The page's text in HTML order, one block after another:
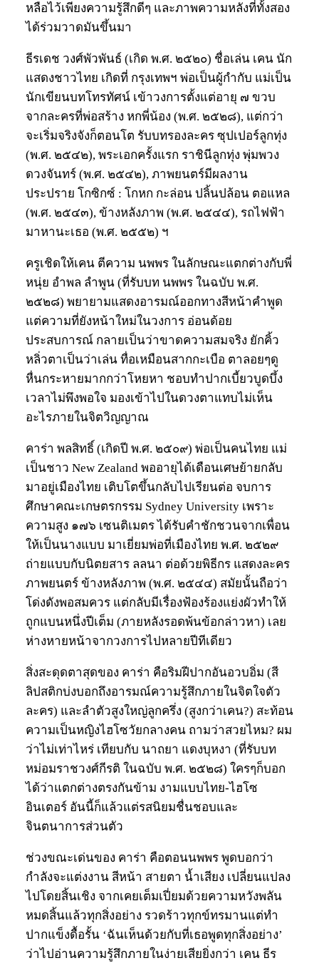
หลือไว้เพียงความรู้สึกดีๆ และภาพความหลังที่ทั้งสอง
ได้ร่วมวาดมันขึ้นมา
ธีรเดช วงศ์พัวพันธ์ (เกิด พ.ศ. ๒๕๒๐) ชื่อเล่น เคน นัก
แสดงชาวไทย เกิดที่ กรุงเทพฯ พ่อเป็นผู้กำกับ แม่เป็น
นักเขียนบทโทรทัศน์ เข้าวงการตั้งแต่อายุ ๗ ขวบ
จากละครที่พ่อสร้าง หกพี่น้อง (พ.ศ. ๒๕๒๘), แต่กว่า
จะเริ่มจริงจังก็ตอนโต รับบทรองละคร ซุปเปอร์ลูกทุ่ง
(พ.ศ. ๒๕๔๒), พระเอกครั้งแรก ราชินีลูกทุ่ง พุ่มพวง
ดวงจันทร์ (พ.ศ. ๒๕๔๒), ภาพยนตร์มีผลงาน
ประปราย โกซิกซ์ : โกหก กะล่อน ปลิ้นปล้อน ตอแหล
(พ.ศ. ๒๕๔๓), ข้างหลังภาพ (พ.ศ. ๒๕๔๔), รถไฟฟ้า
มาหานะเธอ (พ.ศ. ๒๕๕๒) ฯ
ครูเชิดให้เคน ตีความ นพพร ในลักษณะแตกต่างกับพี่
หนุ่ย อำพล ลำพูน (ที่รับบท นพพร ในฉบับ พ.ศ.
๒๕๒๘) พยายามแสดงอารมณ์ออกทางสีหน้าคำพูด
แต่ความที่ยังหน้าใหม่ในวงการ อ่อนด้อย
ประสบการณ์ กลายเป็นว่าขาดความสมจริง ยักคิ้ว
หลิ่วตาเป็นว่าเล่น ทื่อเหมือนสากกะเบือ ตาลอยๆดู
หื่นกระหายมากกว่าโหยหา ชอบทำปากเบี้ยวบูดบึ้ง
เวลาไม่พึงพอใจ มองเข้าไปในดวงตาแทบไม่เห็น
อะไรภายในจิตวิญญาณ
คาร่า พลสิทธิ์ (เกิดปี พ.ศ. ๒๕๐๙) พ่อเป็นคนไทย แม่
เป็นชาว New Zealand พออายุได้เดือนเศษย้ายกลับ
มาอยู่เมืองไทย เติบโตขึ้นกลับไปเรียนต่อ จบการ
ศึกษาคณะเกษตรกรรม Sydney University เพราะ
ความสูง ๑๗๖ เซนติเมตร ได้รับคำชักชวนจากเพื่อน
ให้เป็นนางแบบ มาเยี่ยมพ่อที่เมืองไทย พ.ศ. ๒๕๒๙
ถ่ายแบบกับนิตยสาร ลลนา ต่อด้วยพิธีกร แสดงละคร
ภาพยนตร์ ข้างหลังภาพ (พ.ศ. ๒๕๔๔) สมัยนั้นถือว่า
โด่งดังพอสมควร แต่กลับมีเรื่องฟ้องร้องแย่งผัวทำให้
ถูกแบนหนึ่งปีเต็ม (ภายหลังรอดพ้นข้อกล่าวหา) เลย
ห่างหายหน้าจากวงการไปหลายปีทีเดียว
สิ่งสะดุดตาสุดของ คาร่า คือริมฝีปากอันอวบอิ่ม (สี
ลิปสติกบ่งบอกถึงอารมณ์ความรู้สึกภายในจิตใจตัว
ละคร) และลำตัวสูงใหญ่ลูกครึ่ง (สูงกว่าเคน?) สะท้อน
ความเป็นหญิงไฮโซวัยกลางคน ถามว่าสวยไหม? ผม
ว่าไม่เท่าไหร่ เทียบกับ นาถยา แดงบุหงา (ที่รับบท
หม่อมราชวงศ์กีรติ ในฉบับ พ.ศ. ๒๕๒๘) ใครๆก็บอก
ได้ว่าแตกต่างตรงกันข้าม งามแบบไทย-ไฮโซ
อินเตอร์ อันนี้ก็แล้วแต่รสนิยมชื่นชอบและ
จินตนาการส่วนตัว
ช่วงขณะเด่นของ คาร่า คือตอนนพพร พูดบอกว่า
กำลังจะแต่งงาน สีหน้า สายตา น้ำเสียง เปลี่ยนแปลง
ไปโดยสิ้นเชิง จากเคยเต็มเปี่ยมด้วยความหวังพลัน
หมดสิ้นแล้วทุกสิ่งอย่าง รวดร้าวทุกข์ทรมานแต่ทำ
ปากแข็งดื้อรั้น ‘ฉันเห็นด้วยกับที่เธอพูดทุกสิ่งอย่าง’
ว่าไปอ่านความรู้สึกภายในง่ายเสียยิ่งกว่า เคน ธีร